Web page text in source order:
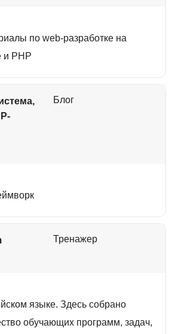
по web-разработке на
и PHP
Блог
Тренажер
языке. Здесь собрано
обучающих программ, задач,